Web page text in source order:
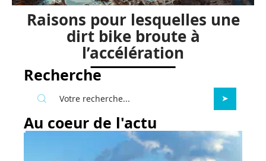
Raisons pour lesquelles une
dirt bike broute à
l’accélération
Recherche
Au coeur de l'actu